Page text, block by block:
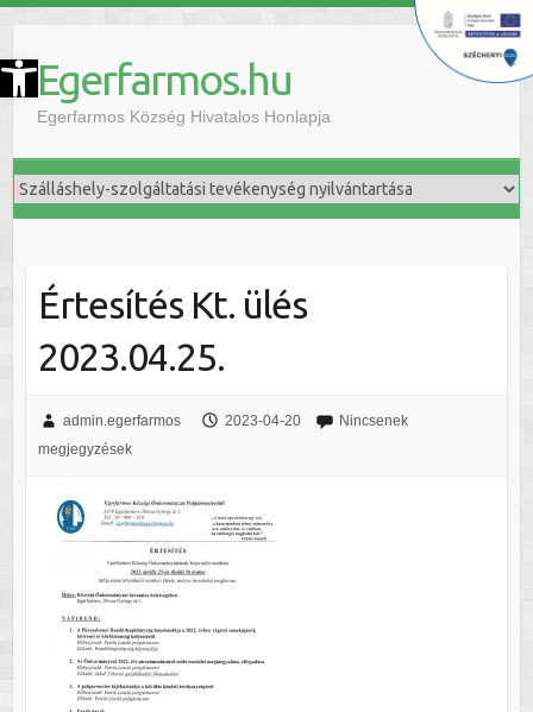
Eszköztár megnyitása Egerfarmos.hu
Egerfarmos Község Hivatalos Honlapja
Értesítés Kt. ülés
2023.04.25.
admin.egerfarmos 2023-04-20
Nincsenek
megjegyzések